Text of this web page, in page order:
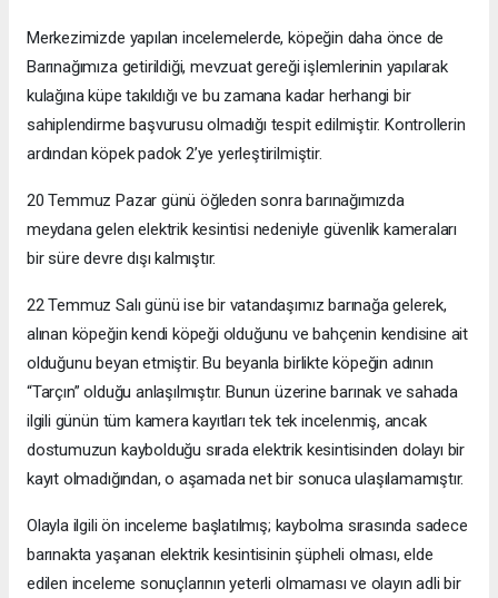
Merkezimizde yapılan incelemelerde, köpeğin daha önce de
Barınağımıza getirildiği, mevzuat gereği işlemlerinin yapılarak
kulağına küpe takıldığı ve bu zamana kadar herhangi bir
sahiplendirme başvurusu olmadığı tespit edilmiştir. Kontrollerin
ardından köpek padok 2’ye yerleştirilmiştir.
20 Temmuz Pazar günü öğleden sonra barınağımızda
meydana gelen elektrik kesintisi nedeniyle güvenlik kameraları
bir süre devre dışı kalmıştır.
22 Temmuz Salı günü ise bir vatandaşımız barınağa gelerek,
alınan köpeğin kendi köpeği olduğunu ve bahçenin kendisine ait
olduğunu beyan etmiştir. Bu beyanla birlikte köpeğin adının
“Tarçın” olduğu anlaşılmıştır. Bunun üzerine barınak ve sahada
ilgili günün tüm kamera kayıtları tek tek incelenmiş, ancak
dostumuzun kaybolduğu sırada elektrik kesintisinden dolayı bir
kayıt olmadığından, o aşamada net bir sonuca ulaşılamamıştır.
Olayla ilgili ön inceleme başlatılmış; kaybolma sırasında sadece
barınakta yaşanan elektrik kesintisinin şüpheli olması, elde
edilen inceleme sonuçlarının yeterli olmaması ve olayın adli bir